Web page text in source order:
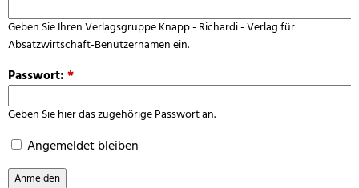
Geben Sie Ihren Verlagsgruppe Knapp - Richardi - Verlag für
Absatzwirtschaft-Benutzernamen ein.
Passwort:*
Geben Sie hier das zugehörige Passwort an.
Angemeldet bleiben